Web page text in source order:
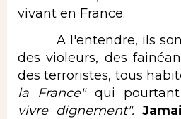
vivant en France.
A l'entendre, ils sont
des violeurs, des
des terroristes, tous
la France"qui
vivre dignement".